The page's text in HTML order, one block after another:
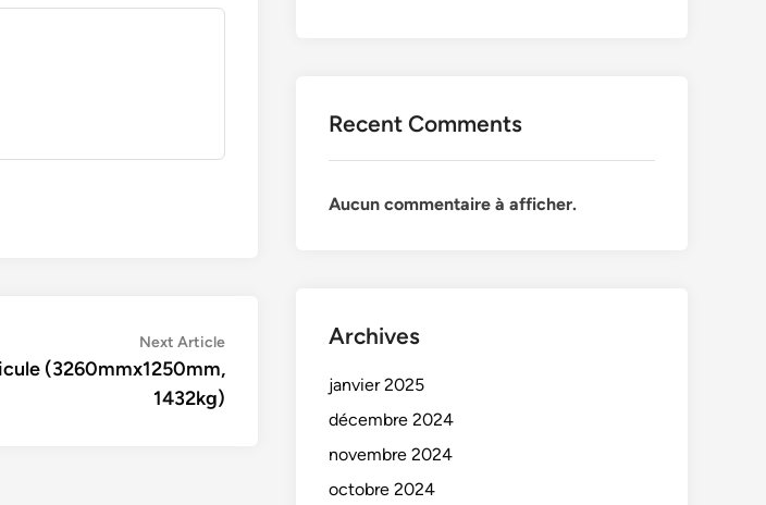
Next ArticleNext
(3260mmx1250mm,
1432kg)
Recent Comments
Aucun commentaire à afficher.
Archives
janvier 2025
décembre 2024
novembre 2024
octobre 2024